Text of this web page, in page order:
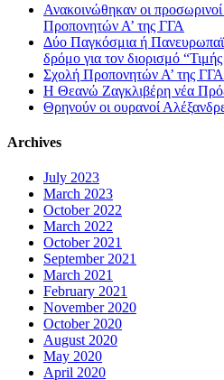
Ανακοινώθηκαν οι προσωρινοί
Προπονητών Α’ της ΓΓΑ
Δύο Παγκόσμια ή
δρόμο για τον διορισμό
Σχολή Προπονητών Α’ της ΓΓΑ
Η Θεανώ Ζαγκλιβέρη νέα
Θρηνούν οι ουρανοί
Archives
July 2023
March 2023
October 2022
March 2022
October 2021
September 2021
March 2021
February 2021
November 2020
October 2020
August 2020
May 2020
April 2020